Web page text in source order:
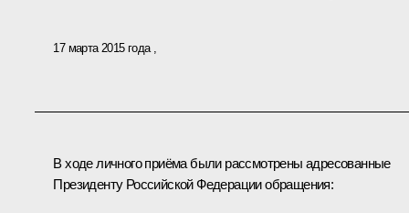
17 марта 2015 года
В ходе личного приёма были рассмотрены адресованные
Президенту Российской Федерации обращения: